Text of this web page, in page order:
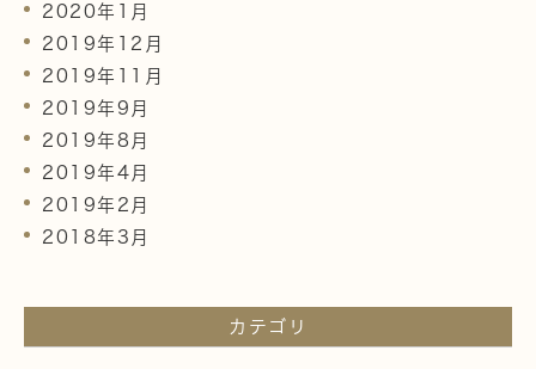
2020年1月
2019年12月
2019年11月
2019年9月
2019年8月
2019年4月
2019年2月
2018年3月
カテゴリ